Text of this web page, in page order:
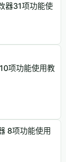
器31项功能使
项功能使用教
8项功能使用